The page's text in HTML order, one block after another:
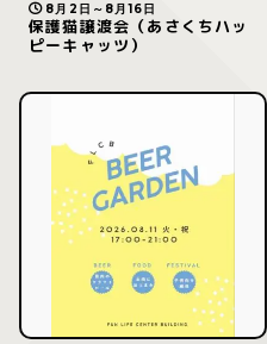
8月2日～8月16日
保護猫譲渡会（あさくちハッ
ピーキャッツ）